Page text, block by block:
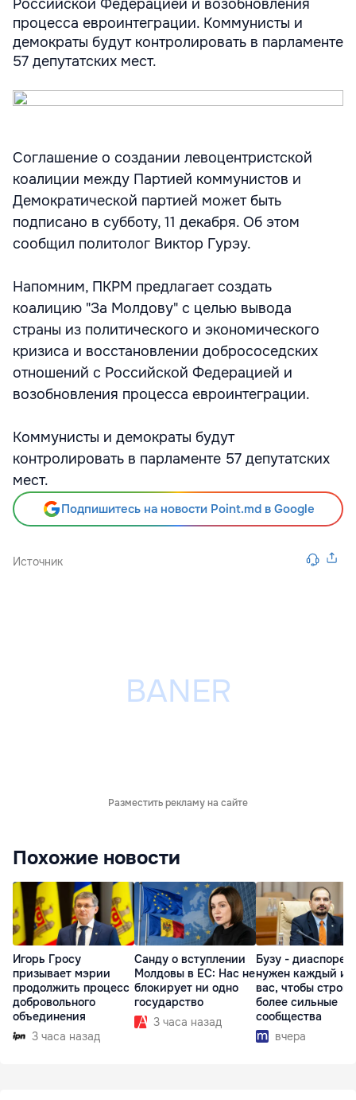
Российской Федерацией и возобновления
процесса евроинтеграции. Коммунисты и
демократы будут контролировать в парламенте
57 депутатских мест.
Соглашение о создании левоцентристской
коалиции между Партией коммунистов и
Демократической партией может быть
подписано в субботу, 11 декабря. Об этом
сообщил политолог Виктор Гурэу.
Напомним, ПКРМ предлагает создать
коалицию "За Молдову" с целью вывода
страны из политического и экономического
кризиса и восстановлении добрососедских
отношений с Российской Федерацией и
возобновления процесса евроинтеграции.
Коммунисты и демократы будут
контролировать в парламенте 57 депутатских
мест.
Подпишитесь на новости Point.md в Google
Источник
Разместить рекламу на сайте
Похожие новости
Игорь Гросу
призывает мэрии
продолжить процесс
добровольного
объединения
3 часа назад
Санду о вступлении
Молдовы в ЕС: Нас не
блокирует ни одно
государство
3 часа назад
Бузу - диаспоре:
нужен каждый из
вас, чтобы
более сильные
сообщества
вчера